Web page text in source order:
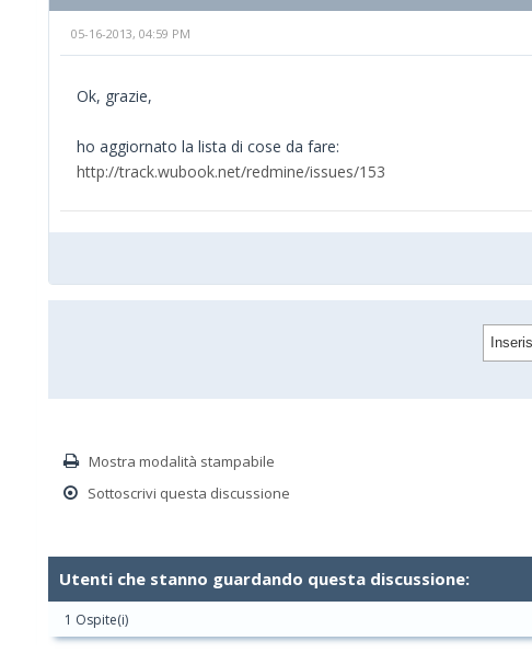
05-16-2013, 04:59 PM
Ok, grazie,
ho aggiornato la lista di cose da fare:
http://track.wubook.net/redmine/issues/153
Mostra modalità stampabile
Sottoscrivi questa discussione
Utenti che stanno guardando questa discussione:
1 Ospite(i)